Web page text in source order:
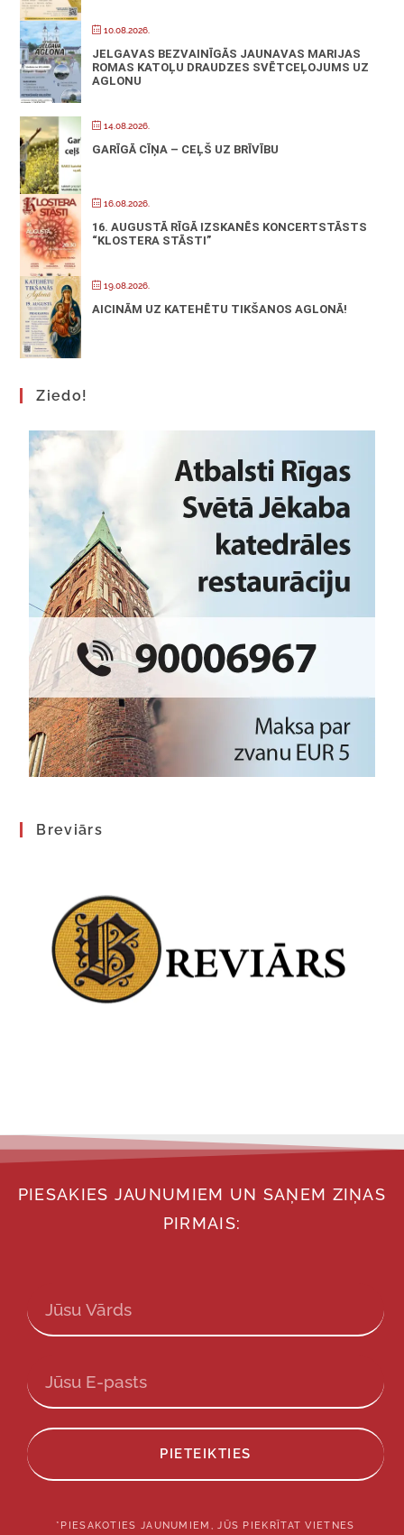
10.08.2026.
JELGAVAS BEZVAINĪGĀS JAUNAVAS MARIJAS
ROMAS KATOĻU DRAUDZES SVĒTCEĻOJUMS UZ
AGLONU
14.08.2026.
GARĪGĀ CĪŅA – CEĻŠ UZ BRĪVĪBU
16.08.2026.
16. AUGUSTĀ RĪGĀ IZSKANĒS KONCERTSTĀSTS
“KLOSTERA STĀSTI”
19.08.2026.
AICINĀM UZ KATEHĒTU TIKŠANOS AGLONĀ!
Ziedo!
Breviārs
PIESAKIES JAUNUMIEM UN SAŅEM ZIŅAS
PIRMAIS:
PIETEIKTIES
*PIESAKOTIES JAUNUMIEM, JŪS PIEKRĪTAT VIETNES